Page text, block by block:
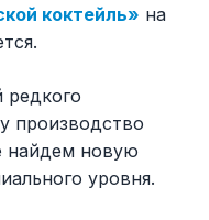
коктейль» на
редкого
производство
найдем новую
уровня.